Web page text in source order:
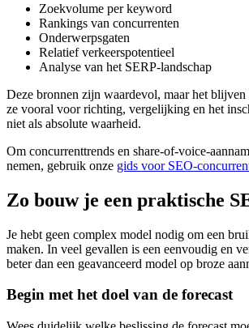
Zoekvolume per keyword
Rankings van concurrenten
Onderwerpsgaten
Relatief verkeerspotentieel
Analyse van het SERP-landschap
Deze bronnen zijn waardevol, maar het
ze vooral voor richting, vergelijking en het
niet als absolute waarheid.
Om concurrenttrends en share-of-voice-
nemen, gebruik onze gids voor SEO-
Zo bouw je een praktische
Je hebt geen complex model nodig om een
maken. In veel gevallen is een eenvoudig en
beter dan een geavanceerd model op broze
Begin met het doel van de forecast